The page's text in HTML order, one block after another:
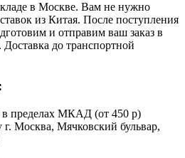
в Москве. Вам не нужно
из Китая. После поступления
и отправим ваш заказ в
до транспортной
в пределах МКАД (от 450 р)
г. Москва, Мячковский бульвар,